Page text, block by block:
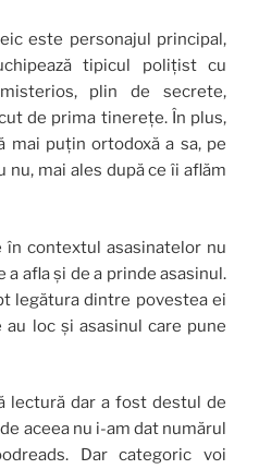
este personajul principal,
tipicul polițist cu
plin de secrete,
de prima tinerețe. În plus,
mai puțin ortodoxă a sa, pe
mai ales după ce îi aflăm
în contextul asasinatelor nu
afla și de a prinde asasinul.
legătura dintre povestea ei
au loc și asasinul care pune
lectură dar a fost destul de
aceea nu i-am dat numărul
Dar categoric voi